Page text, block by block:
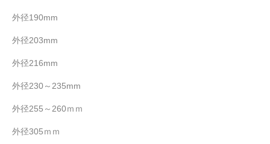
外径190mm
外径203mm
外径216mm
外径230～235mm
外径255～260ｍｍ
外径305ｍｍ